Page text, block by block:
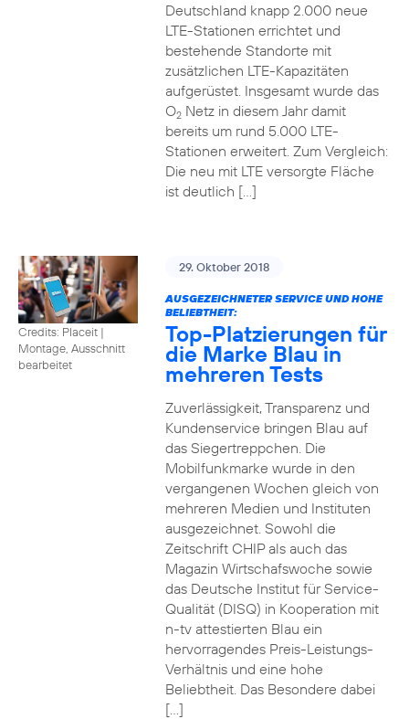
Deutschland knapp 2.000 neue
LTE-Stationen errichtet und
bestehende Standorte mit
zusätzlichen LTE-Kapazitäten
aufgerüstet. Insgesamt wurde das
O2Netz in diesem Jahr damit
bereits um rund 5.000 LTE-
Stationen erweitert. Zum Vergleich:
Die neu mit LTE versorgte Fläche
ist deutlich […]
Credits: Placeit |
Montage, Ausschnitt
bearbeitet
29. Oktober 2018
AUSGEZEICHNETER SERVICE UND HOHE
BELIEBTHEIT:
Top-Platzierungen für
die Marke Blau in
mehreren Tests
Zuverlässigkeit, Transparenz und
Kundenservice bringen Blau auf
das Siegertreppchen. Die
Mobilfunkmarke wurde in den
vergangenen Wochen gleich von
mehreren Medien und Instituten
ausgezeichnet. Sowohl die
Zeitschrift CHIP als auch das
Magazin Wirtschafswoche sowie
das Deutsche Institut für Service-
Qualität (DISQ) in Kooperation mit
n-tv attestierten Blau ein
hervorragendes Preis-Leistungs-
Verhältnis und eine hohe
Beliebtheit. Das Besondere dabei
[…]